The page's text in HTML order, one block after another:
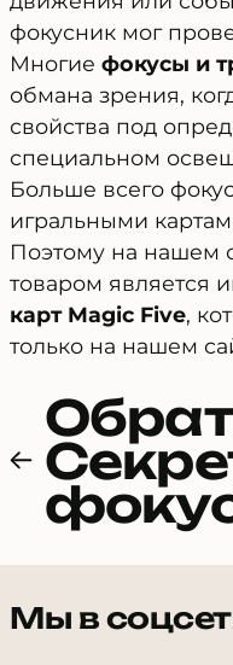
фокусник мог
Многие фокусы и
обмана зрения,
свойства под
специальном
Больше всего
игральными
Поэтому на нашем
товаром является
карт Magic Five,
только на нашем
Мы в